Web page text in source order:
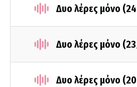
Δυο λέρες μόνο
Δυο λέρες μόνο
Δυο λέρες μόνο